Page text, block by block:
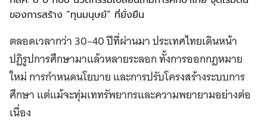
ของการสร้าง “ทุนมนุษย์” ที่ยั่งยืน
ตลอดเวลากว่า 30–40 ปีที่ผ่านมา ประเทศไทยเดินหน้า
ปฏิรูปการศึกษามาแล้วหลายระลอก ทั้งการออกกฎหมาย
ใหม่ การกำหนดนโยบาย และการปรับโครงสร้างระบบการ
ศึกษา แต่แม้จะทุ่มเททรัพยากรและความพยายามอย่างต่อ
เนื่อง